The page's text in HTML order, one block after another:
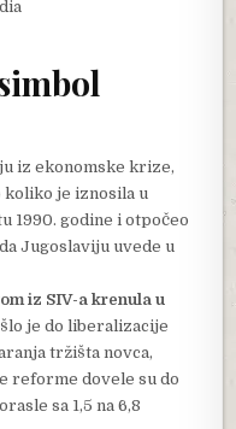
iz ekonomske krize,
koliko je iznosila u
1990. godine i otpočeo
Jugoslaviju uvede u
iz SIV-a krenula u
je do liberalizacije
tržišta novca,
reforme dovele su do
sa 1,5 na 6,8